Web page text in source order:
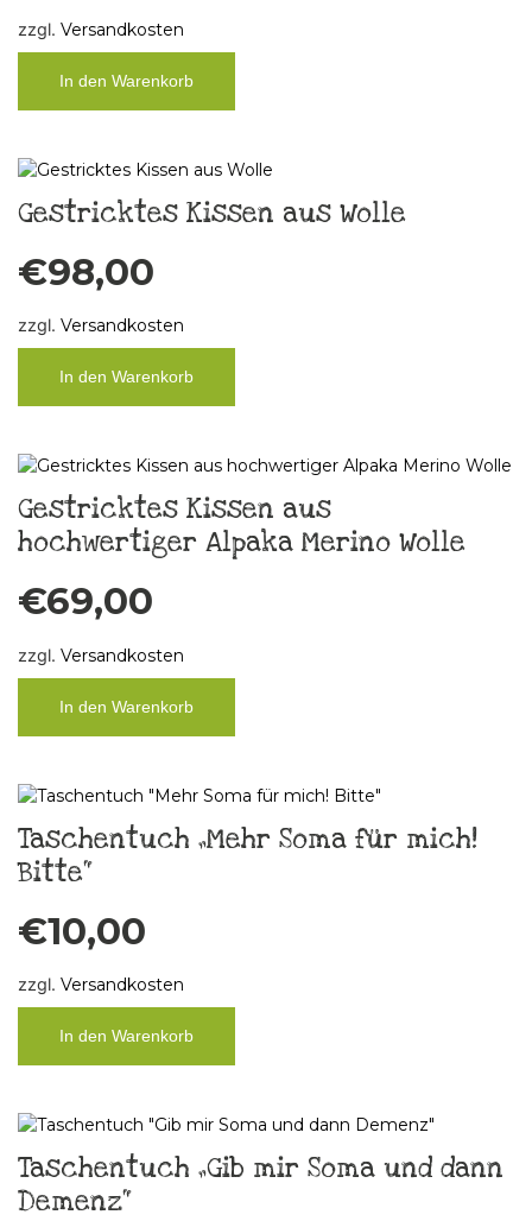
zzgl. Versandkosten
In den Warenkorb
Gestricktes Kissen aus Wolle
€98,00
zzgl. Versandkosten
In den Warenkorb
Gestricktes Kissen aus
hochwertiger Alpaka Merino Wolle
€69,00
zzgl. Versandkosten
In den Warenkorb
Taschentuch „Mehr Soma für mich!
Bitte“
€10,00
zzgl. Versandkosten
In den Warenkorb
Taschentuch „Gib mir Soma und dann
Demenz“